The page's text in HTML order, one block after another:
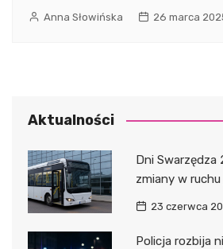
Anna Słowińska 26 marca
Aktualności
Dni Swarzędza
zmiany w
23 czerwca
Policja rozbija